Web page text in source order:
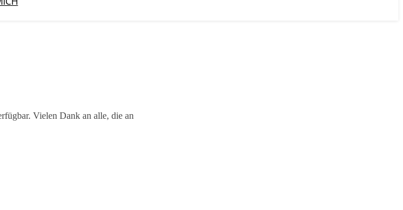
Vielen Dank an alle, die an